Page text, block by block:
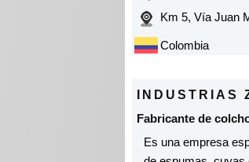
Km 5, Vía Juan
Colombia
INDUSTRIAS
Fabricante de
Es una empresa